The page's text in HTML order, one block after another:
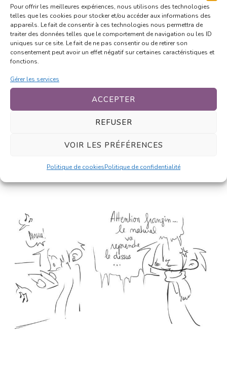
Pour offrir les meilleures expériences, nous utilisons des technologies
telles que les cookies pour stocker et/ou accéder aux informations des
appareils. Le fait de consentir à ces technologies nous permettra de
traiter des données telles que le comportement de navigation ou les ID
uniques sur ce site. Le fait de ne pas consentir ou de retirer son
consentement peut avoir un effet négatif sur certaines caractéristiques et
fonctions.
Gérer les services
ACCEPTER
REFUSER
VOIR LES PRÉFÉRENCES
Politique de cookiesPolitique de confidentialité
…